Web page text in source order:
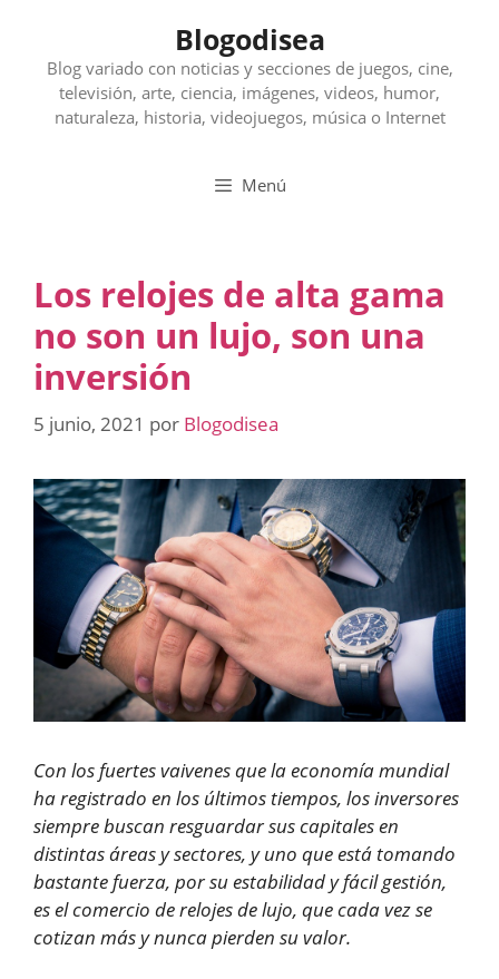
contenido
Blogodisea
Blog variado con noticias y secciones de juegos, cine,
televisión, arte, ciencia, imágenes, videos, humor,
naturaleza, historia, videojuegos, música o Internet
Menú
Los relojes de alta gama
no son un lujo, son una
inversión
5 junio, 2021 por Blogodisea
Con los fuertes vaivenes que la economía mundial
ha registrado en los últimos tiempos, los inversores
siempre buscan resguardar sus capitales en
distintas áreas y sectores, y uno que está tomando
bastante fuerza, por su estabilidad y fácil gestión,
es el comercio de relojes de lujo, que cada vez se
cotizan más y nunca pierden su valor.